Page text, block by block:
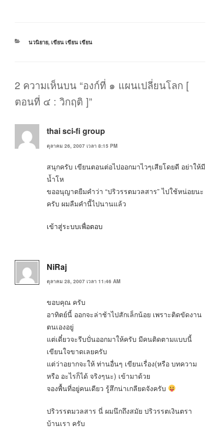
หมวด
นวนิยาย, เขียน เขียน เขียน
2 ความเห็นบน “องก์ที่ ๑ แผนเปลี่ยนโลก [
ตอนที่ ๔ : วิกฤติ ]”
thai sci-fi group
ตุลาคม 26, 2007 เวลา 8:15 PM
สนุกครับ เขียนตอนต่อไปออกมาไวๆเสียโดยดี อย่าให้มี
น้ำโห
ขออนุญาตยืมคำว่า “ปริวรรตมวลสาร” ไปใช้หน่อยนะ
ครับ ผมลืมคำนี้ไปนานแล้ว
เข้าสู่ระบบเพื่อตอบ
NiRaj
ตุลาคม 28, 2007 เวลา 11:46 AM
ขอบคุณ ครับ
อาทิตย์นี้ ออกจะล่าช้าไปสักเล็กน้อย เพราะติดขัดงาน
ตนเองอยู่
แต่เดี๋ยวจะรีบปั่นออกมาให้ครับ มีคนติดตามแบบนี้
เขียนใจขาดเลยครับ
แต่ว่าอยากจะให้ ท่านอื่นๆ เขียนเรื่อง(หรือ บทความ
หรือ อะไรก็ได้ จริงๆนะ) เข้ามาด้วย
จองพื้นที่อยู่คนเดียว รู้สึกน่าเกลียดจังครับ
ปริวรรตมวลสาร นี่ ผมนึกถึงสมัย ปริวรรตเงินตรา
บ้านเรา ครับ